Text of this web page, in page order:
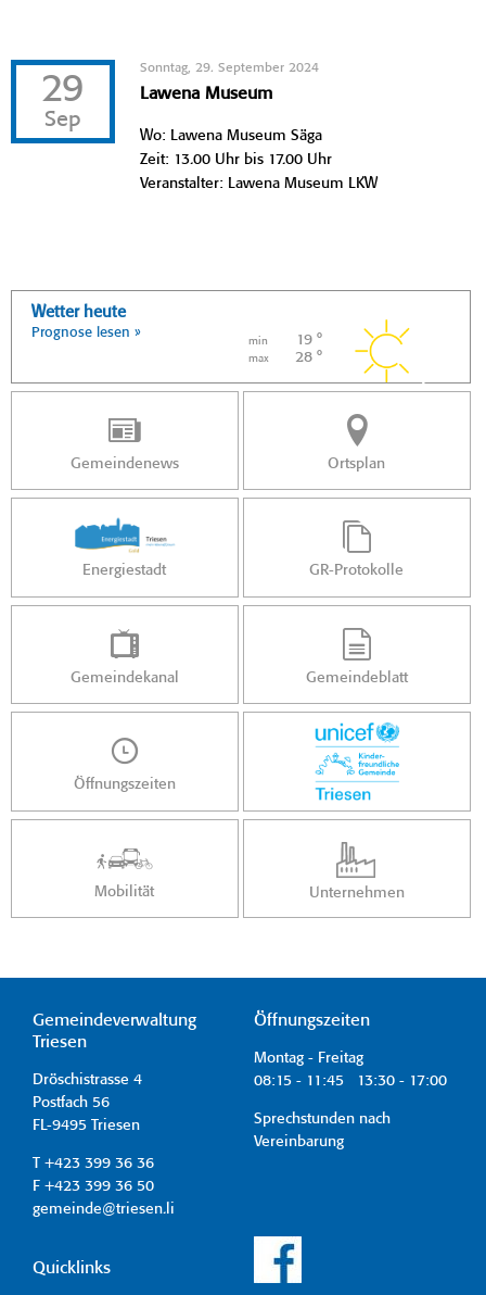
29
Sep
Sonntag, 29. September 2024
Lawena Museum
Wo: Lawena Museum Säga
Zeit: 13.00 Uhr bis 17.00 Uhr
Veranstalter: Lawena Museum LKW
Wetter heute
Prognose lesen »
min 19 °
max 28 °
Gemeindenews Ortsplan
Energiestadt GR-Protokolle
Gemeindekanal Gemeindeblatt
Öffnungszeiten
Mobilität Unternehmen
Gemeindeverwaltung
Triesen
Dröschistrasse 4
Postfach 56
FL-9495 Triesen
T +423 399 36 36
F +423 399 36 50
gemeinde@triesen.li
Öffnungszeiten
Montag - Freitag
08:15 - 11:45 13:30 - 17:00
Sprechstunden nach
Vereinbarung
Quicklinks